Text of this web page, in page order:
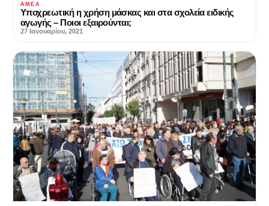
ΑΜΕΑ
Υποχρεωτική η χρήση μάσκας και στα σχολεία ειδικής
αγωγής – Ποιοι εξαιρούνται;
27 Ιανουαρίου, 2021